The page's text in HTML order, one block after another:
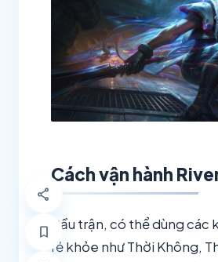
share
bookmark
Cách vận hành
Đầu trận, có thể dùng các
rẻ khỏe như Thời Không,